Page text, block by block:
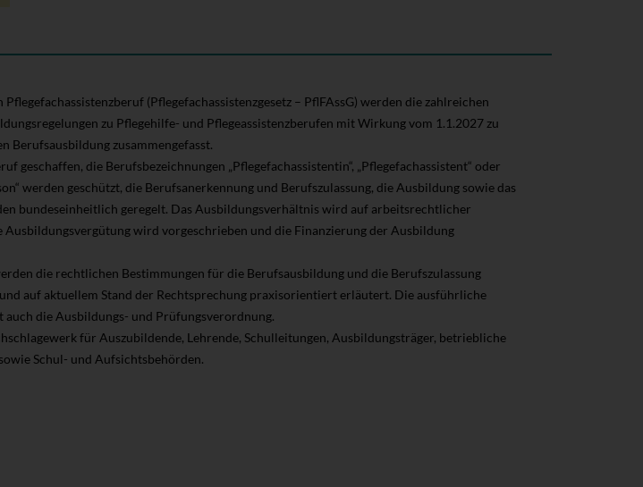
Pflegefachassistenzberuf (Pflegefachassistenzgesetz – PflFAssG) werden die zahlreichen
zu Pflegehilfe- und Pflegeassistenzberufen mit Wirkung vom 1.1.2027 zu
Berufsausbildung zusammengefasst.
geschaffen, die Berufsbezeichnungen „Pflegefachassistentin“, „Pflegefachassistent“ oder
werden geschützt, die Berufsanerkennung und Berufszulassung, die Ausbildung sowie das
bundeseinheitlich geregelt. Das Ausbildungsverhältnis wird auf arbeitsrechtlicher
Ausbildungsvergütung wird vorgeschrieben und die Finanzierung der Ausbildung
die rechtlichen Bestimmungen für die Berufsausbildung und die Berufszulassung
auf aktuellem Stand der Rechtsprechung praxisorientiert erläutert. Die ausführliche
auch die Ausbildungs- und Prüfungsverordnung.
für Auszubildende, Lehrende, Schulleitungen, Ausbildungsträger, betriebliche
Schul- und Aufsichtsbehörden.